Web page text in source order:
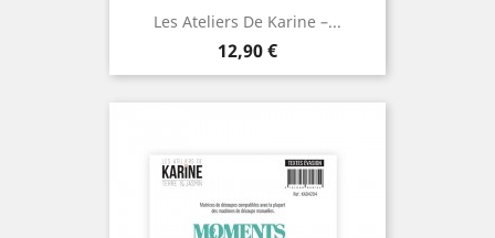
Les Ateliers De Karine –...
Prix
12,90 €